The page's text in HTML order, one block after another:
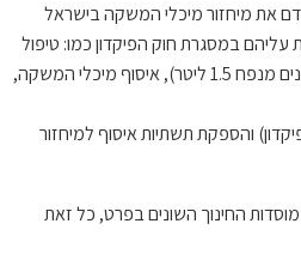
את מיחזור מיכלי המשקה בישראל
עליהם במסגרת חוק הפיקדון כמו: טיפול
במכלי משקה החייבים בפיקדון 30 אג', (בקבוקי זכוכית, פחיות משקה ובקבוקי פלסטיק הקטנים מנפח 1.5 ליטר), איסוף מיכלי המשקה,
הגדולים מנפח 1.5 ליטר, (אינם חייבים בפיקדון) והספקת תשתיות איסוף למיחזור
החינוך השונים בפרט, כל זאת